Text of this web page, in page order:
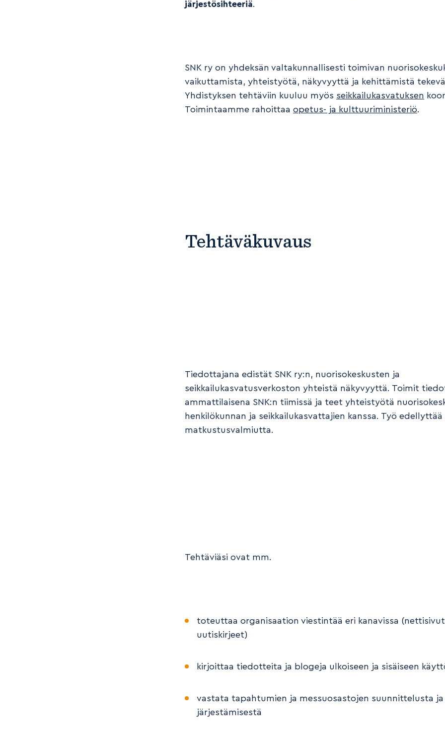
järjestösihteeriä.
SNK ry on yhdeksän valtakunnallisesti toimivan
vaikuttamista, yhteistyötä, näkyvyyttä ja kehittämistä
Yhdistyksen tehtäviin kuuluu myös seikkailukasvatuksen
Toimintaamme rahoittaa opetus- ja kulttuuriministeriö.
Tehtäväkuvaus
Tiedottajana edistät SNK ry:n, nuorisokeskusten ja
seikkailukasvatusverkoston yhteistä näkyvyyttä. Toimit
ammattilaisena SNK:n tiimissä ja teet yhteistyötä
henkilökunnan ja seikkailukasvattajien kanssa. Työ edellyttää
matkustusvalmiutta.
Tehtäviäsi ovat mm.
toteuttaa organisaation viestintää eri kanavissa
uutiskirjeet)
kirjoittaa tiedotteita ja blogeja ulkoiseen ja sisäiseen
vastata tapahtumien ja messuosastojen suunnittelusta ja
järjestämisestä